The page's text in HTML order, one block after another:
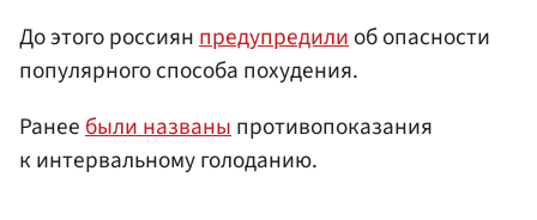
До этого россиянпредупредилиоб опасности
популярного способа похудения.
Ранеебыли названыпротивопоказания
к интервальному голоданию.